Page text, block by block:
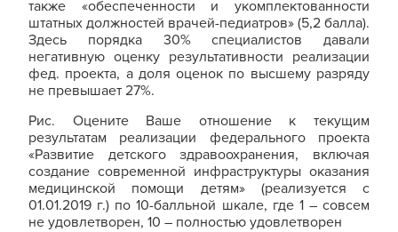
также «обеспеченности и укомплектованности
штатных должностей врачей-педиатров» (5,2 балла).
Здесь порядка 30% специалистов давали
негативную оценку результативности реализации
фед. проекта, а доля оценок по высшему разряду
не превышает 27%.
Рис. Оцените Ваше отношение к текущим
результатам реализации федерального проекта
«Развитие детского здравоохранения, включая
создание современной инфраструктуры оказания
медицинской помощи детям» (реализуется с
01.01.2019 г.) по 10-балльной шкале, где 1 – совсем
не удовлетворен, 10 – полностью удовлетворен